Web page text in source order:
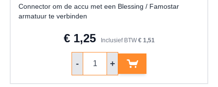
Connector om de accu met een Blessing / Famostar
armatuur te verbinden
€ 1,25 Inclusief BTW € 1,51
- +